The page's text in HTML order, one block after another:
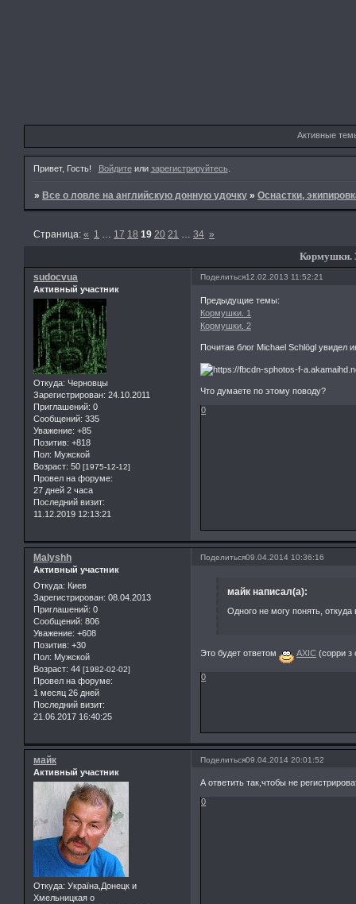
Активные
Привет, Гость! Войдитеили зарегистрируйтесь.
»Все о ловле на английскую донную удочку »Оснастки,
Кормушки.
Страница:« 1 … 17 18 19 20 21 … 34 »
Поделиться12.02.2013 11:52:21
sudocvua
Активный участник
Откуда: Черновцы
Зарегистрирован: 24.10.2011
Приглашений: 0
Сообщений: 335
Уважение: +85
Позитив: +818
Пол: Мужской
Возраст: 50 [1975-12-12]
Провел на форуме:
27 дней 2 часа
Последний визит:
11.12.2019 12:13:21
Предыдущие темы:
Кормушки. 1
Кормушки. 2
Почитав блог Michael Schlögl увидел
Что думаете по этому поводу?
0
Поделиться09.04.2014 10:36:16
Malyshh
Активный участник
Откуда: Киев
Зарегистрирован: 08.04.2013
Приглашений: 0
Сообщений: 806
Уважение: +608
Позитив: +30
Пол: Мужской
Возраст: 44 [1982-02-02]
Провел на форуме:
1 месяц 26 дней
Последний визит:
21.06.2017 16:40:25
майк написал(а):
Одного не могу понять,
Это будет ответом AXIC (сорри з
0
Поделиться09.04.2014 20:01:52
майк
Активный участник
Откуда: Україна,Донецк и
Хмельницкая о
А ответить так,чтобы не
0